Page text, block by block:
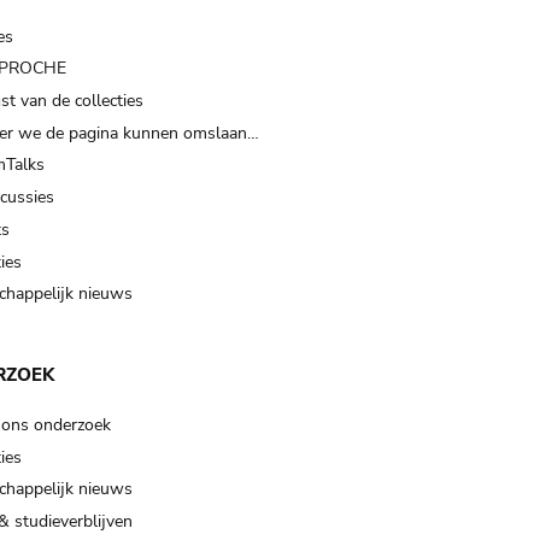
van de collecties
we de pagina kunnen omslaan…
nieuws
onderzoek
nieuws
studieverblijven